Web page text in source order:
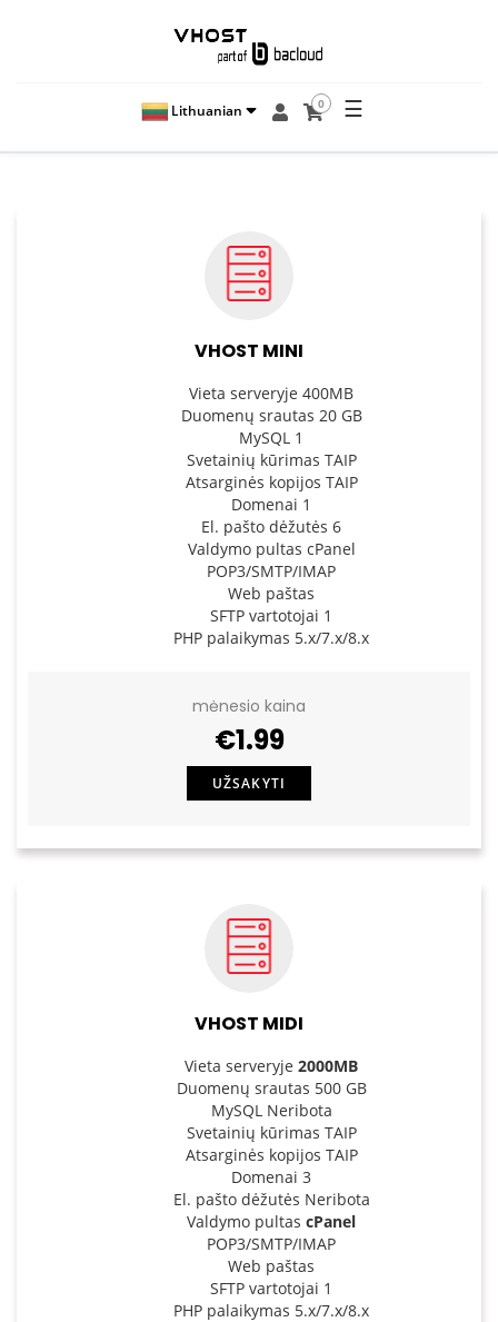
Lithuanian 0 ☰
VHOST MINI
Vieta serveryje 400MB
Duomenų srautas 20 GB
MySQL 1
Svetainių kūrimas TAIP
Atsarginės kopijos TAIP
Domenai 1
El. pašto dėžutės 6
Valdymo pultas cPanel
POP3/SMTP/IMAP
Web paštas
SFTP vartotojai 1
PHP palaikymas 5.x/7.x/8.x
mėnesio kaina
€1.99
UŽSAKYTI
VHOST MIDI
Vieta serveryje 2000MB
Duomenų srautas 500 GB
MySQL Neribota
Svetainių kūrimas TAIP
Atsarginės kopijos TAIP
Domenai 3
El. pašto dėžutės Neribota
Valdymo pultas cPanel
POP3/SMTP/IMAP
Web paštas
SFTP vartotojai 1
PHP palaikymas 5.x/7.x/8.x